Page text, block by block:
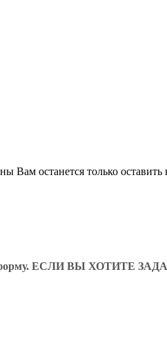
Вам останется только
форму. ЕСЛИ ВЫ ХОТИТЕ